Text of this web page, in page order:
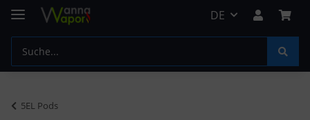
DE
5EL Pods